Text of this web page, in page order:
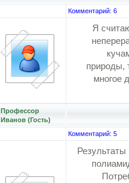
Комментарий: 6
Я
природы,
многое
Профессор
Иванов (Гость)
Комментарий: 5